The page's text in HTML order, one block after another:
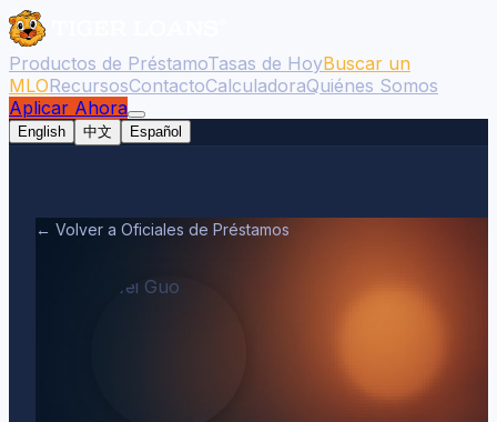
Productos de PréstamoTasas de HoyBuscar un
MLORecursosContactoCalculadoraQuiénes Somos
Aplicar Ahora
English 中文 Español
← Volver a Oficiales de Préstamos